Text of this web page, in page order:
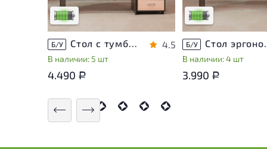
Низкая степень износа
Б/У Стол с тумбой ЛДСП Венге
В наличии: 5 шт
4.5
4.490 Р
Низкая степень
Б/У Стол
В наличии: 4 шт
3.990 Р